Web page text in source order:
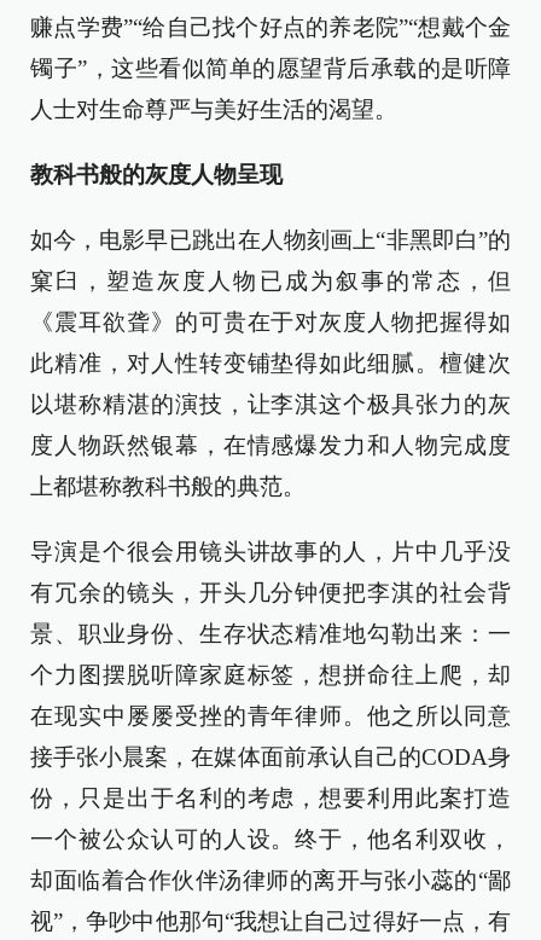
赚点学费”“给自己找个好点的养老院”“想戴个金
镯子”，这些看似简单的愿望背后承载的是听障
人士对生命尊严与美好生活的渴望。
教科书般的灰度人物呈现
如今，电影早已跳出在人物刻画上“非黑即白”的
窠臼，塑造灰度人物已成为叙事的常态，但
《震耳欲聋》的可贵在于对灰度人物把握得如
此精准，对人性转变铺垫得如此细腻。檀健次
以堪称精湛的演技，让李淇这个极具张力的灰
度人物跃然银幕，在情感爆发力和人物完成度
上都堪称教科书般的典范。
导演是个很会用镜头讲故事的人，片中几乎没
有冗余的镜头，开头几分钟便把李淇的社会背
景、职业身份、生存状态精准地勾勒出来：一
个力图摆脱听障家庭标签，想拼命往上爬，却
在现实中屡屡受挫的青年律师。他之所以同意
接手张小晨案，在媒体面前承认自己的CODA身
份，只是出于名利的考虑，想要利用此案打造
一个被公众认可的人设。终于，他名利双收，
却面临着合作伙伴汤律师的离开与张小蕊的“鄙
视”，争吵中他那句“我想让自己过得好一点，有